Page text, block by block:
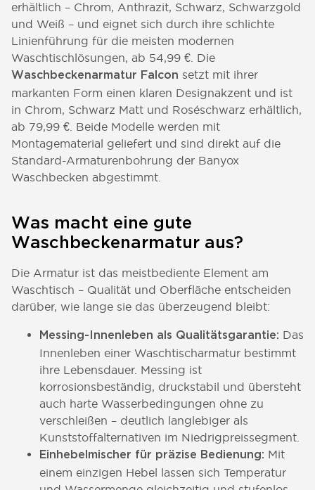
erhältlich – Chrom, Anthrazit, Schwarz, Schwarzgold
und Weiß – und eignet sich durch ihre schlichte
Linienführung für die meisten modernen
Waschtischlösungen, ab 54,99 €. Die
Waschbeckenarmatur Falcon setzt mit ihrer
markanten Form einen klaren Designakzent und ist
in Chrom, Schwarz Matt und Roséschwarz erhältlich,
ab 79,99 €. Beide Modelle werden mit
Montagematerial geliefert und sind direkt auf die
Standard-Armaturenbohrung der Banyox
Waschbecken abgestimmt.
Was macht eine gute
Waschbeckenarmatur aus?
Die Armatur ist das meistbediente Element am
Waschtisch – Qualität und Oberfläche entscheiden
darüber, wie lange sie das überzeugend bleibt:
Messing-Innenleben als Qualitätsgarantie: Das
Innenleben einer Waschtischarmatur bestimmt
ihre Lebensdauer. Messing ist
korrosionsbeständig, druckstabil und übersteht
auch harte Wasserbedingungen ohne zu
verschleißen – deutlich langlebiger als
Kunststoffalternativen im Niedrigpreissegment.
Einhebelmischer für präzise Bedienung: Mit
einem einzigen Hebel lassen sich Temperatur